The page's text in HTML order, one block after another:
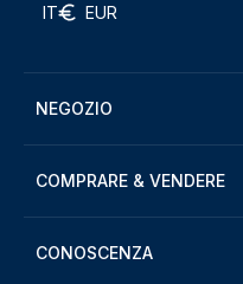
IT EUR
NEGOZIO
COMPRARE & VENDERE
CONOSCENZA